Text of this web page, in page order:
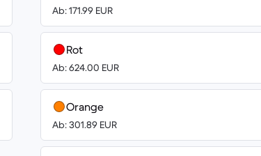
Ab: 171.99 EUR
Rot
Ab: 624.00 EUR
Orange
Ab: 301.89 EUR